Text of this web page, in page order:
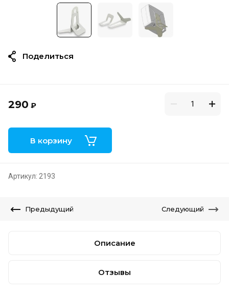
290 ₽
В корзину
Артикул: 2193
Поделиться
Предыдущий Следующий
Описание
Отзывы